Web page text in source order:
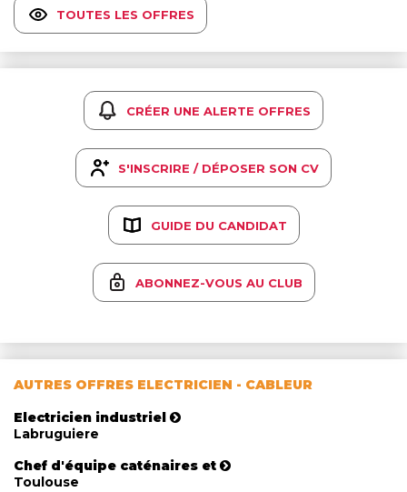
TOUTES LES OFFRES
CRÉER UNE ALERTE OFFRES
S'INSCRIRE / DÉPOSER SON CV
GUIDE DU CANDIDAT
ABONNEZ-VOUS AU CLUB
AUTRES OFFRES ELECTRICIEN - CABLEUR
Electricien industriel
Labruguiere
Chef d'équipe caténaires et
Toulouse